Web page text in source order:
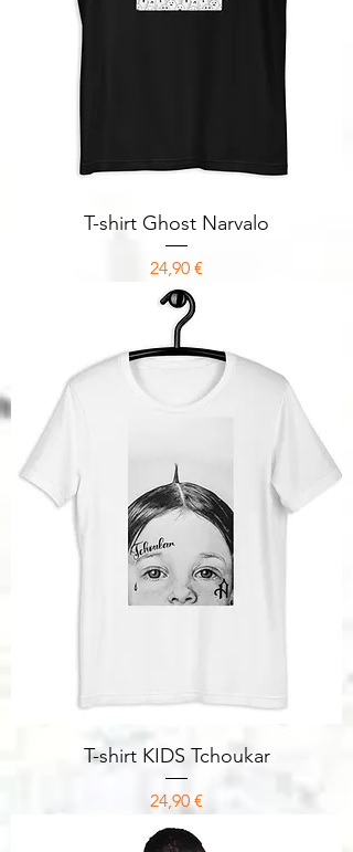
T-shirt Ghost Narvalo
Prix
24,90 €
T-shirt KIDS Tchoukar
Prix
24,90 €